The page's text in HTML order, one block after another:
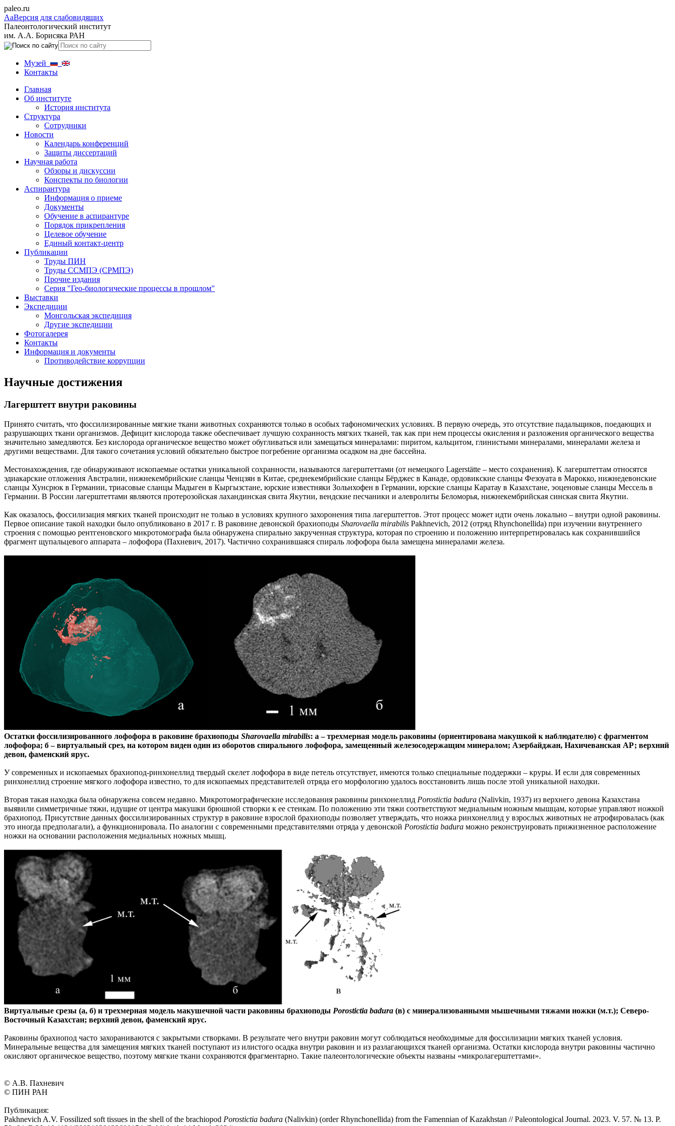
paleo.ru
AaВерсия для слабовидящих
Палеонтологический институт
им. А.А. Борисяка РАН
Музей
Контакты
Главная
Об институте
История института
Структура
Сотрудники
Новости
Календарь конференций
Защиты диссертаций
Научная работа
Обзоры и дискуссии
Конспекты по биологии
Аспирантура
Информация о приеме
Документы
Обучение в аспирантуре
Порядок прикрепления
Целевое обучение
Единый контакт-центр
Публикации
Труды ПИН
Труды ССМПЭ (СРМПЭ)
Прочие издания
Серия "Гео-биологические процессы в прошлом"
Выставки
Экспедиции
Монгольская экспедиция
Другие экспедиции
Фотогалерея
Контакты
Информация и документы
Противодействие коррупции
Научные достижения
Лагерштетт внутри раковины
Принято считать, что фоссилизированные мягкие ткани животных сохраняются только в особых тафономических условиях. В первую очередь, это отсутствие падальщиков, поедающих и
разрушающих ткани организмов. Дефицит кислорода также обеспечивает лучшую сохранность мягких тканей, так как при нем процессы окисления и разложения органического вещества
значительно замедляются. Без кислорода органическое вещество может обугливаться или замещаться минералами: пиритом, кальцитом, глинистыми минералами, минералами железа и
другими веществами. Для такого сочетания условий обязательно быстрое погребение организма осадком на дне бассейна.
Местонахождения, где обнаруживают ископаемые остатки уникальной сохранности, называются лагерштеттами (от немецкого Lagerstätte – место сохранения). К лагерштеттам относятся
эдиакарские отложения Австралии, нижнекембрийские сланцы Ченцзян в Китае, среднекембрийские сланцы Бёрджес в Канаде, ордовикские сланцы Фезоуата в Марокко, нижнедевонские
сланцы Хунсрюк в Германии, триасовые сланцы Мадыген в Кыргызстане, юрские известняки Зольнхофен в Германии, юрские сланцы Каратау в Казахстане, эоценовые сланцы Мессель в
Германии. В России лагерштеттами являются протерозойская лахандинская свита Якутии, вендские песчаники и алевролиты Беломорья, нижнекембрийская синская свита Якутии.
Как оказалось, фоссилизация мягких тканей происходит не только в условиях крупного захоронения типа лагерштеттов. Этот процесс может идти очень локально – внутри одной раковины.
Первое описание такой находки было опубликовано в 2017 г. В раковине девонской брахиоподы Sharovaella mirabilis Pakhnevich, 2012 (отряд Rhynchonellida) при изучении внутреннего
строения с помощью рентгеновского микротомографа была обнаружена спирально закрученная структура, которая по строению и положению интерпретировалась как сохранившийся
фрагмент щупальцевого аппарата – лофофора (Пахневич, 2017). Частично сохранившаяся спираль лофофора была замещена минералами железа.
Остатки фоссилизированного лофофора в раковине брахиоподы Sharovaella mirabilis: а – трехмерная модель раковины (ориентирована макушкой к наблюдателю) с фрагментом
лофофора; б – виртуальный срез, на котором виден один из оборотов спирального лофофора, замещенный железосодержащим минералом; Азербайджан, Нахичеванская АР; верхний
девон, фаменский ярус.
У современных и ископаемых брахиопод-ринхонеллид твердый скелет лофофора в виде петель отсутствует, имеются только специальные поддержки – круры. И если для современных
ринхонеллид строение мягкого лофофора известно, то для ископаемых представителей отряда его морфологию удалось восстановить лишь после этой уникальной находки.
Вторая такая находка была обнаружена совсем недавно. Микротомографические исследования раковины ринхонеллид Porostictia badura (Nalivkin, 1937) из верхнего девона Казахстана
выявили симметричные тяжи, идущие от центра макушки брюшной створки к ее стенкам. По положению эти тяжи соответствуют медиальным ножным мышцам, которые управляют ножкой
брахиопод. Присутствие данных фоссилизированных структур в раковине взрослой брахиоподы позволяет утверждать, что ножка ринхонеллид у взрослых животных не атрофировалась (как
это иногда предполагали), а функционировала. По аналогии с современными представителями отряда у девонской Porostictia badura можно реконструировать прижизненное расположение
ножки на основании расположения медиальных ножных мышц.
Виртуальные срезы (а, б) и трехмерная модель макушечной части раковины брахиоподы Porostictia badura (в) с минерализованными мышечными тяжами ножки (м.т.); Северо-
Восточный Казахстан; верхний девон, фаменский ярус.
Раковины брахиопод часто захораниваются с закрытыми створками. В результате чего внутри раковин могут соблюдаться необходимые для фоссилизации мягких тканей условия.
Минеральные вещества для замещения мягких тканей поступают из илистого осадка внутри раковин и из разлагающихся тканей организма. Остатки кислорода внутри раковины частично
окисляют органическое вещество, поэтому мягкие ткани сохраняются фрагментарно. Такие палеонтологические объекты названы «микролагерштеттами».
© А.В. Пахневич
© ПИН РАН
Публикация:
Pakhnevich A.V. Fossilized soft tissues in the shell of the brachiopod Porostictia badura (Nalivkin) (order Rhynchonellida) from the Famennian of Kazakhstan // Paleontological Journal. 2023. V. 57. № 13. P.